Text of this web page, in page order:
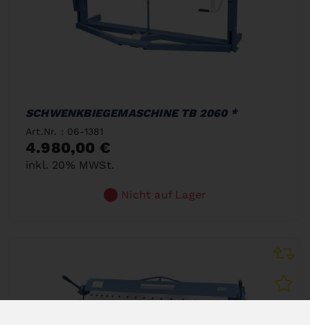
SCHWENKBIEGEMASCHINE TB 2060 *
Art.Nr. : 06-1381
4.980,00 €
inkl. 20% MWSt.
Nicht auf Lager